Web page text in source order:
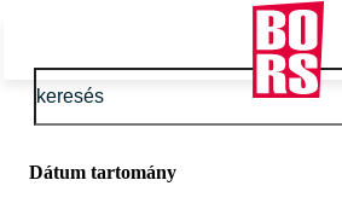
Dátum tartomány